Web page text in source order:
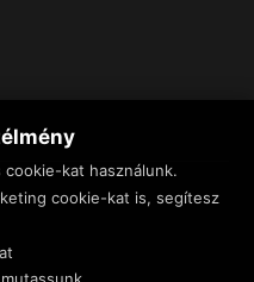
kat használunk.
cookie-kat is, segítesz